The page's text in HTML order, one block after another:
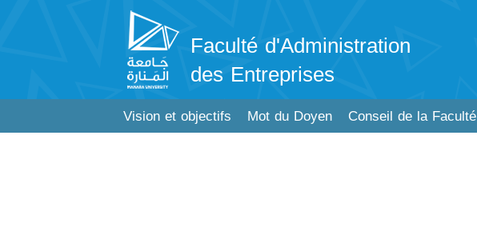
Faculté d'Administration
des Entreprises
Vision et objectifs Mot du Doyen Conseil de la Faculté